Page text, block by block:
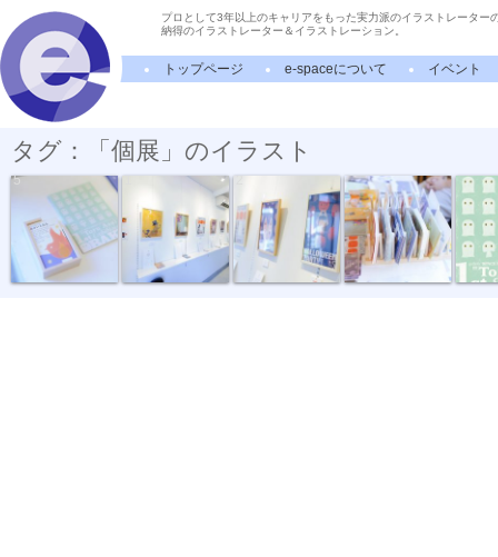
プロとして3年以上のキャリアをもった実力派のイラストレーター
納得のイラストレーター＆イラストレーション。
トップページ e-spaceについて イベント
タグ：「個展」のイラスト
“OBAKE” Photo
5
“OBAKE” Photo
“OBAKE” Photo